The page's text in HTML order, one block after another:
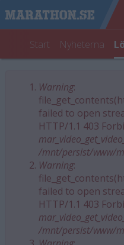
Start Nyheterna
Felmeddelande
Warning:
failed to open
HTTP/1.1 403
/mnt/persist/www/
Warning:
failed to open
HTTP/1.1 403
/mnt/persist/www/